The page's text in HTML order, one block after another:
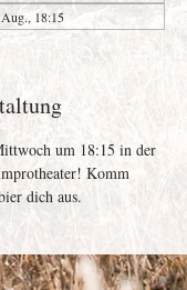
18:15
um 18:15 in der
Komm
dich aus.